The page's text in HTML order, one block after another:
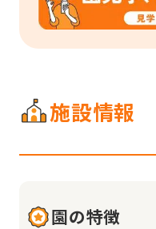
施設情報
園の特徴